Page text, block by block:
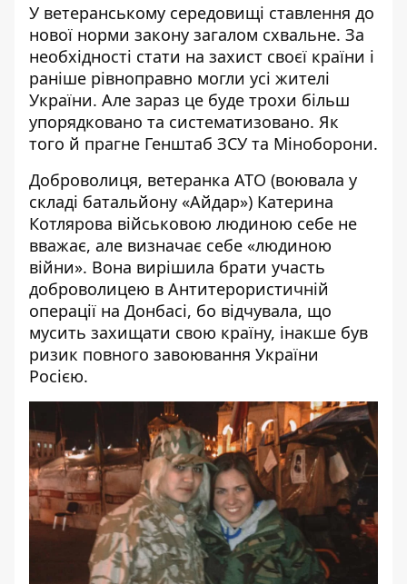
У ветеранському середовищі ставлення до
нової норми закону загалом схвальне. За
необхідності стати на захист своєї країни і
раніше рівноправно могли усі жителі
України. Але зараз це буде трохи більш
упорядковано та систематизовано. Як
того й прагне Генштаб ЗСУ та Міноборони.
Доброволиця, ветеранка АТО (воювала у
складі батальйону «Айдар») Катерина
Котлярова військовою людиною себе не
вважає, але визначає себе «людиною
війни». Вона вирішила брати участь
доброволицею в Антитерористичній
операції на Донбасі, бо відчувала, що
мусить захищати свою країну, інакше був
ризик повного завоювання України
Росією.